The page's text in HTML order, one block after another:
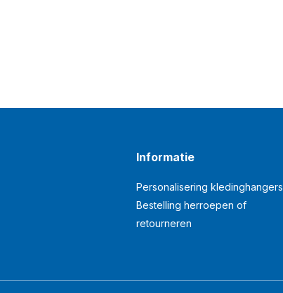
Informatie
Personalisering kledinghangers
Bestelling herroepen of
retourneren